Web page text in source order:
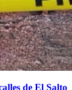
de El Salto